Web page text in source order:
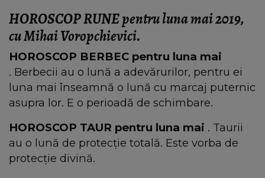
HOROSCOP RUNE pentru luna mai 2019,
cu Mihai Voropchievici.
HOROSCOP BERBEC pentru luna mai
. Berbecii au o lună a adevărurilor, pentru ei
luna mai înseamnă o lună cu marcaj puternic
asupra lor. E o perioadă de schimbare.
HOROSCOP TAUR pentru luna mai . Taurii
au o lună de protecție totală. Este vorba de
protecție divină.